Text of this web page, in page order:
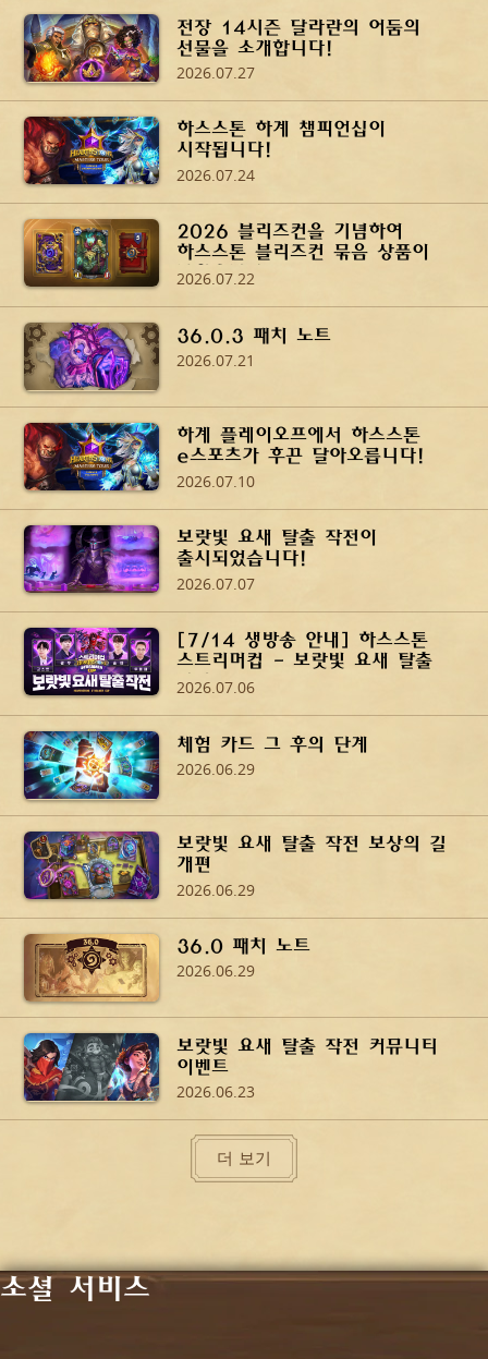
전장 14시즌 달라란의 어둠의
선물을 소개합니다!
2026.07.27
하스스톤 하계 챔피언십이
시작됩니다!
2026.07.24
2026 블리즈컨을 기념하여
하스스톤 블리즈컨 묶음 상품이
나왔습니다!
2026.07.22
36.0.3 패치 노트
2026.07.21
하계 플레이오프에서 하스스톤
e스포츠가 후끈 달아오릅니다!
2026.07.10
보랏빛 요새 탈출 작전이
출시되었습니다!
2026.07.07
[7/14 생방송 안내] 하스스톤
스트리머컵 - 보랏빛 요새 탈출
작전
2026.07.06
체험 카드 그 후의 단계
2026.06.29
보랏빛 요새 탈출 작전 보상의 길
개편
2026.06.29
36.0 패치 노트
2026.06.29
보랏빛 요새 탈출 작전 커뮤니티
이벤트
2026.06.23
더 보기
소셜 서비스